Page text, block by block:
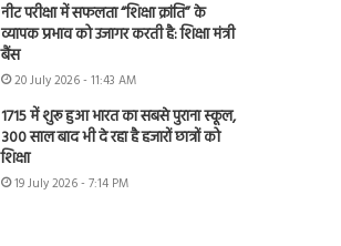
नीट परीक्षा में सफलता “शिक्षा क्रांति” के
व्यापक प्रभाव को उजागर करती है: शिक्षा मंत्री
बैंस
20 July 2026 - 11:43 AM
1715 में शुरू हुआ भारत का सबसे पुराना स्कूल,
300 साल बाद भी दे रहा है हजारों छात्रों को
शिक्षा
19 July 2026 - 7:14 PM